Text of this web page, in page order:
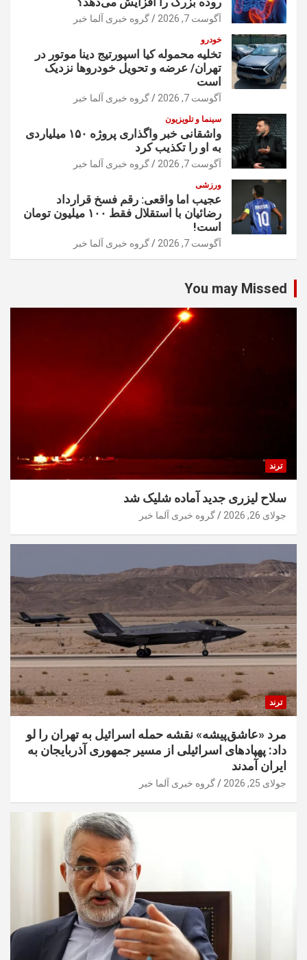
آگوست 7, 2026 گروه خبری آلما خبر
خودرو
تخلیه محموله کیا اسپورتیج دینا موتور در
تهران/ عرضه و تحویل خودروها نزدیک
است
آگوست 7, 2026 گروه خبری آلما خبر
سینما و تلویزیون
واشقانی خبر واگذاری پروژه ۱۵۰ میلیاردی
به او را تکذیب کرد
آگوست 7, 2026 گروه خبری آلما خبر
ورزشی
عجیب اما واقعی: رقم فسخ قرارداد
رضائیان با استقلال فقط ۱۰۰ میلیون تومان
است!
آگوست 7, 2026 گروه خبری آلما خبر
You may Missed
ترند
سلاح لیزری جدید آماده شلیک شد
جولای 26, 2026 گروه خبری آلما خبر
ترند
مرد «عاشق‌پیشه» نقشه حمله اسرائیل به تهران را لو
داد: پهپادهای اسرائیلی از مسیر جمهوری آذربایجان به
ایران آمدند
جولای 25, 2026 گروه خبری آلما خبر